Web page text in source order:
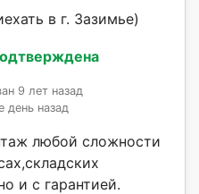
в г. Зазимье)
9 лет назад
день назад
любой сложности
и с гарантией.